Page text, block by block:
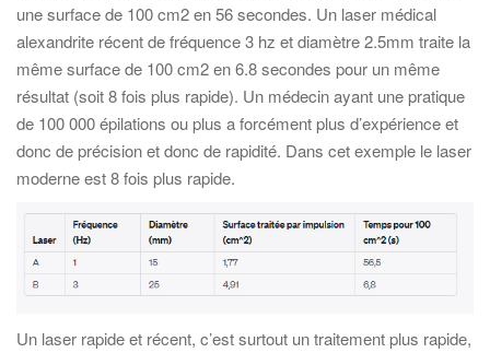
une surface de 100 cm2 en 56 secondes. Un laser médical
alexandrite récent de fréquence 3 hz et diamètre 2.5mm traite la
même surface de 100 cm2 en 6.8 secondes pour un même
résultat (soit 8 fois plus rapide). Un médecin ayant une pratique
de 100 000 épilations ou plus a forcément plus d’expérience et
donc de précision et donc de rapidité. Dans cet exemple le laser
moderne est 8 fois plus rapide.
Un laser rapide et récent, c’est surtout un traitement plus rapide,